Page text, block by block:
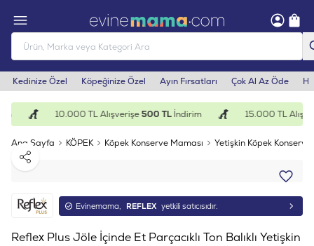
Kedinize Özel Köpeğinize Özel Ayın Fırsatları Çok Al Az Öde
10.000 TL Alışverişe500 TLİndirim 15.000 TL
Ana Sayfa KÖPEK Köpek Konserve Maması
Yetişkin Köpek
Paylaş
Evinemama, REFLEX yetkili satıcısıdır.
Reflex Plus Jöle İçinde Et Parçacıklı Ton Balıklı Yetişkin